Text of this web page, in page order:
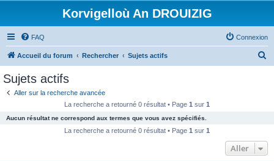
Korvigelloù An DROUIZIG
FAQ Connexion
Accueil du forum Rechercher Sujets actifs
c
Sujets actifs
Aller sur la recherche avancée
La recherche a retourné 0 résultat • Page 1 sur 1
Aucun résultat ne correspond aux termes que vous avez spécifiés.
La recherche a retourné 0 résultat • Page 1 sur 1
Aller